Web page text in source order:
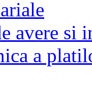
avere si
a